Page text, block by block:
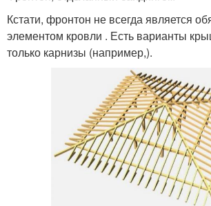
Кстати, фронтон не всегда является
элементом кровли . Есть варианты
только карнизы (например,).